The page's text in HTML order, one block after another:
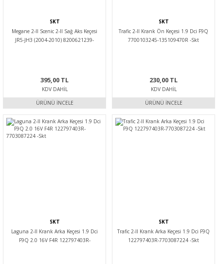
SKT
Megane 2-II Scenic 2-II Sağ Aks Keçesi
JR5-JH3 (2004-2010) 8200621239-
395,00 TL
KDV DAHIL
ÜRÜNÜ İNCELE
SKT
Trafic 2-II Krank Ön Keçesi 1.9 Dci F9Q
7700103245-135109470R -Skt
230,00 TL
KDV DAHIL
ÜRÜNÜ İNCELE
SKT
Laguna 2-II Krank Arka Keçesi 1.9 Dci
F9Q 2.0 16V F4R 122797403R-
SKT
Trafic 2-II Krank Arka Keçesi 1.9 Dci F9Q
122797403R-7703087224 -Skt